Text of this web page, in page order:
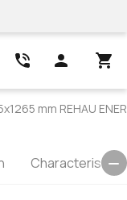
mm REHAU
Characteristics